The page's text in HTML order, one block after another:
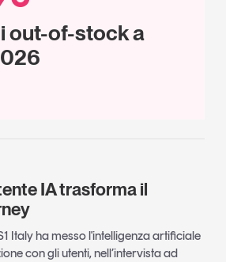
out-of-stock a
IA trasforma il
Italy ha messo l'intelligenza artificiale
con gli utenti, nell’intervista ad